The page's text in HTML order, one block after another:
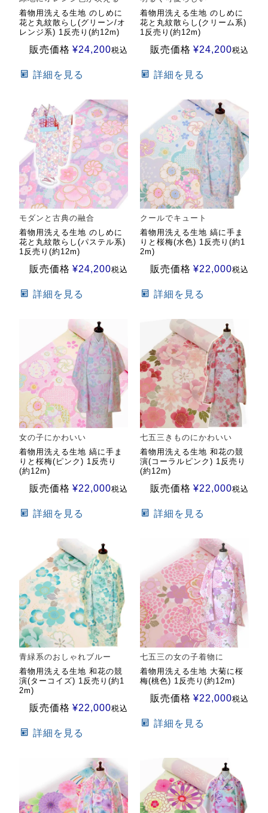
着物用洗える生地 のしめに
花と丸紋散らし(グリーン/オ
レンジ系) 1反売り(約12m)
販売価格 ¥24,200税込
詳細を見る
着物用洗える生地 のしめに
花と丸紋散らし(クリーム系)
1反売り(約12m)
販売価格 ¥24,200税込
詳細を見る
モダンと古典の融合
着物用洗える生地 のしめに
花と丸紋散らし(パステル系)
1反売り(約12m)
販売価格 ¥24,200税込
詳細を見る
クールでキュート
着物用洗える生地 縞に手ま
りと桜梅(水色) 1反売り(約1
2m)
販売価格 ¥22,000税込
詳細を見る
女の子にかわいい
着物用洗える生地 縞に手ま
りと桜梅(ピンク) 1反売り
(約12m)
販売価格 ¥22,000税込
詳細を見る
七五三きものにかわいい
着物用洗える生地 和花の競
演(コーラルピンク) 1反売り
(約12m)
販売価格 ¥22,000税込
詳細を見る
青緑系のおしゃれブルー
着物用洗える生地 和花の競
演(ターコイズ) 1反売り(約1
2m)
販売価格 ¥22,000税込
詳細を見る
七五三の女の子着物に
着物用洗える生地 大菊に桜
梅(桃色) 1反売り(約12m)
販売価格 ¥22,000税込
詳細を見る